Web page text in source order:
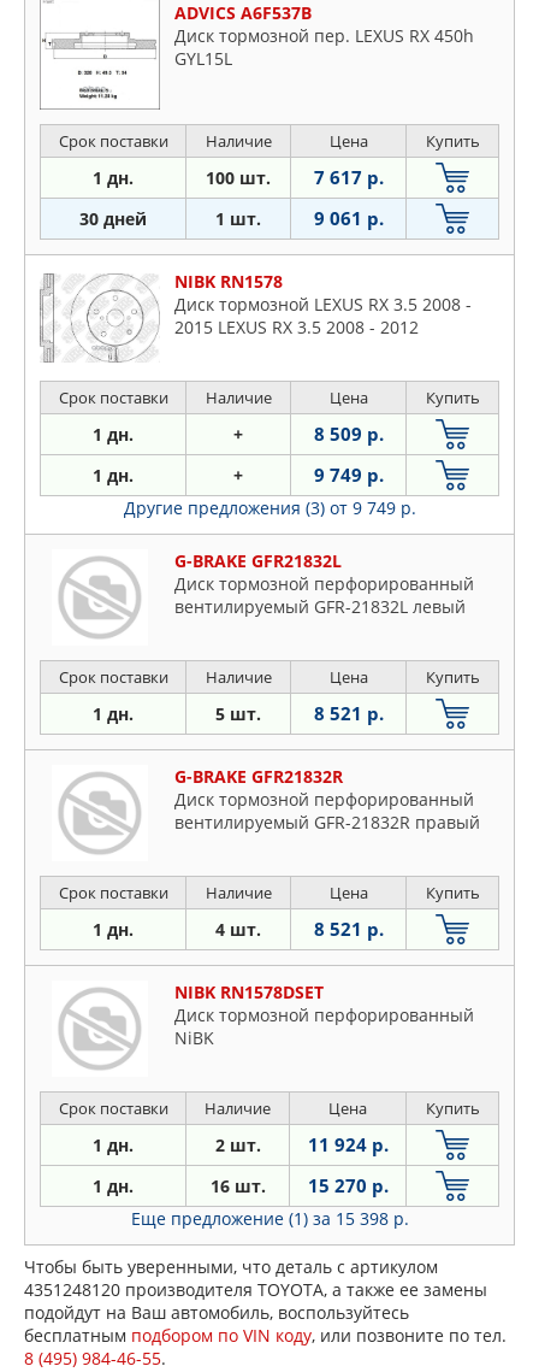
ADVICS A6F537B
Диск тормозной пер. LEXUS RX 450h
GYL15L
Срок поставки Наличие Цена Купить
1 дн. 100 шт. 7 617 р.
30 дней 1 шт. 9 061 р.
NIBK RN1578
Диск тормозной LEXUS RX 3.5 2008 -
2015 LEXUS RX 3.5 2008 - 2012
Срок поставки Наличие Цена Купить
1 дн. + 8 509 р.
1 дн. + 9 749 р.
Другие предложения (3) от 9 749 р.
G-BRAKE GFR21832L
Диск тормозной перфорированный
вентилируемый GFR-21832L левый
Срок поставки Наличие Цена Купить
1 дн. 5 шт. 8 521 р.
G-BRAKE GFR21832R
Диск тормозной перфорированный
вентилируемый GFR-21832R правый
Срок поставки Наличие Цена Купить
1 дн. 4 шт. 8 521 р.
NIBK RN1578DSET
Диск тормозной перфорированный
NiBK
Срок поставки Наличие Цена Купить
1 дн. 2 шт. 11 924 р.
1 дн. 16 шт. 15 270 р.
Еще предложение (1) за 15 398 р.
Чтобы быть уверенными, что деталь с артикулом
4351248120 производителя TOYOTA, а также ее замены
подойдут на Ваш автомобиль, воспользуйтесь
бесплатным подбором по VIN коду, или позвоните по тел.
8 (495) 984-46-55.